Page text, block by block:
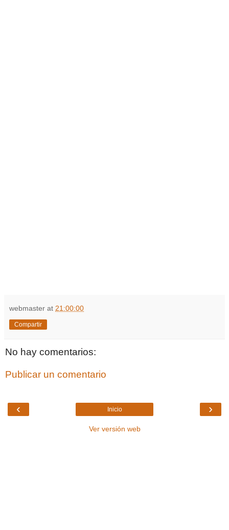
webmaster at 21:00:00
Compartir
No hay comentarios:
Publicar un comentario
‹ ›
Inicio
Ver versión web